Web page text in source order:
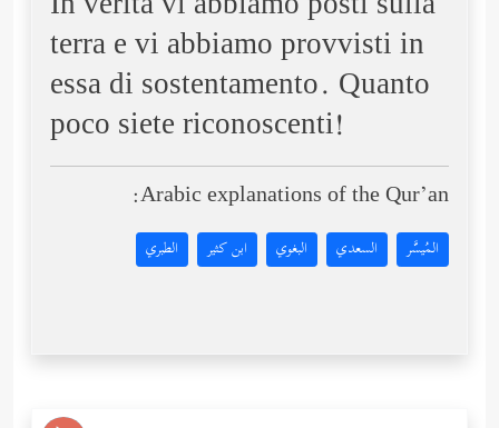
terra e vi abbiamo provvisti in
essa di sostentamento. Quanto
poco siete riconoscenti!
Arabic explanations of the Qur’an:
المُيسَّر السعدي البغوي ابن كثير الطبري